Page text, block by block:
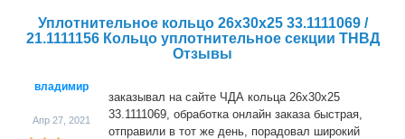
Уплотнительное кольцо 26х30х25 33.1111069 /
21.1111156 Кольцо уплотнительное секции ТНВД
Отзывы
владимир
Апр 27, 2021
заказывал на сайте ЧДА кольца 26х30х25
33.1111069, обработка онлайн заказа быстрая,
отправили в тот же день, порадовал широкий